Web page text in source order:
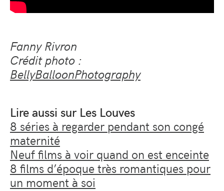
Fanny Rivron
Crédit photo :
BellyBalloonPhotography
Lire aussi sur Les Louves
8 séries à regarder pendant son congé
maternité
Neuf films à voir quand on est enceinte
8 films d’époque très romantiques pour
un moment à soi